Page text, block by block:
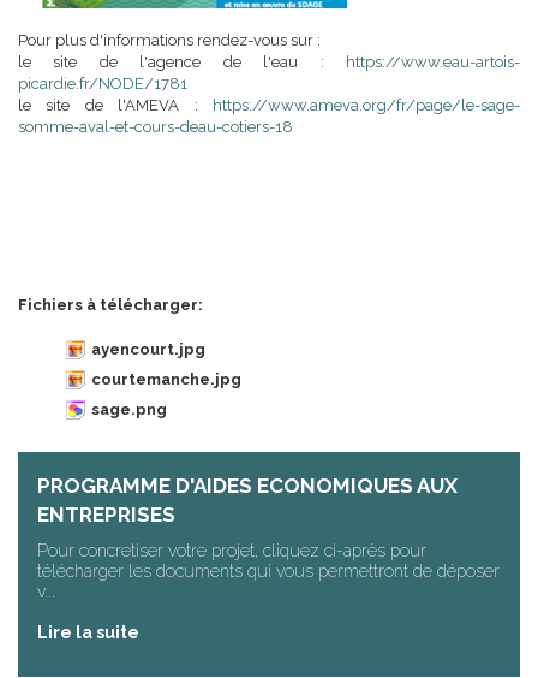
Pour plus d'informations rendez-vous sur :
le site de l'agence de l'eau :
https://www.eau-artois-
picardie.fr/NODE/1781
le site de l'AMEVA :
https://www.ameva.org/fr/page/le-sage-
somme-aval-et-cours-deau-cotiers-18
Fichiers à télécharger:
ayencourt.jpg
courtemanche.jpg
sage.png
PROGRAMME D'AIDES ECONOMIQUES AUX
ENTREPRISES
Pour concretiser votre projet, cliquez ci-après pour
télécharger les documents qui vous permettront de déposer
v...
Lire la suite